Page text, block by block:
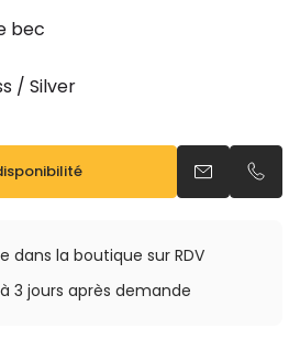
bec
/ Silver
Envoyer un
dans la boutique sur RDV
3 jours après demande